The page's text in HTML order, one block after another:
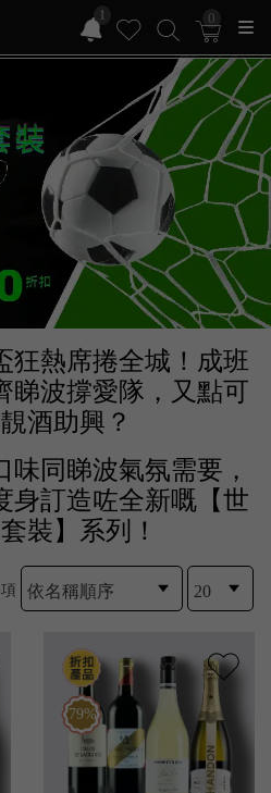
1 0
狂熱席捲全城！成班
睇波撐愛隊，又點可
酒助興？
味同睇波氣氛需要，
身訂造咗全新嘅【世
裝】系列！
79%